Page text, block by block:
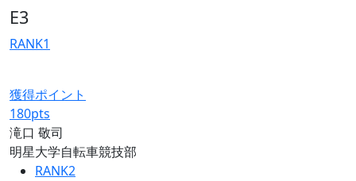
E3
RANK1
獲得ポイント
180pts
滝口 敬司
明星大学自転車競技部
RANK2